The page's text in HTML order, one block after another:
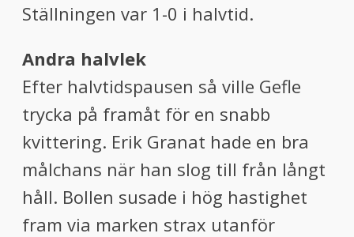
Ställningen var 1-0 i halvtid.
Andra halvlek
Efter halvtidspausen så ville Gefle
trycka på framåt för en snabb
kvittering. Erik Granat hade en bra
målchans när han slog till från långt
håll. Bollen susade i hög hastighet
fram via marken strax utanför